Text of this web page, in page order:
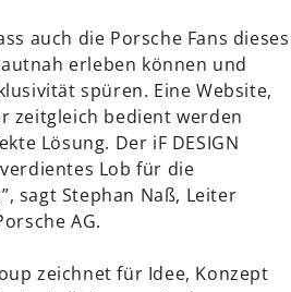
auch die Porsche Fans dieses
erleben können und
spüren. Eine Website,
zeitgleich bedient werden
Lösung. Der iF DESIGN
Lob für die
sagt Stephan Naß, Leiter
AG.
zeichnet für Idee, Konzept